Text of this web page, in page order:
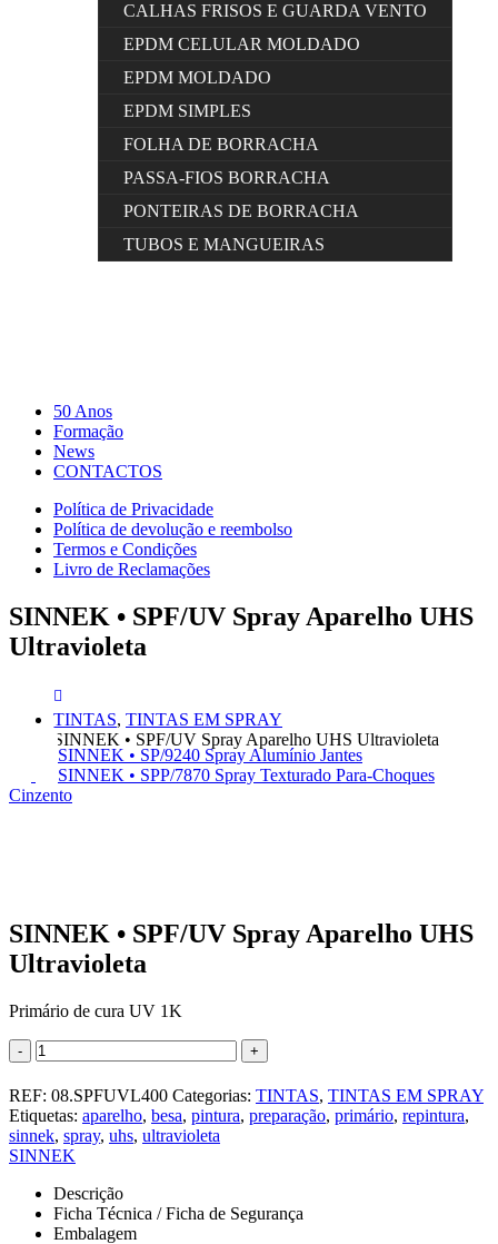
CALHAS FRISOS E GUARDA VENTO
EPDM CELULAR MOLDADO
EPDM MOLDADO
EPDM SIMPLES
FOLHA DE BORRACHA
PASSA-FIOS BORRACHA
PONTEIRAS DE BORRACHA
TUBOS E MANGUEIRAS
50 Anos
Formação
News
CONTACTOS
Política de Privacidade
Política de devolução e reembolso
Termos e Condições
Livro de Reclamações
SINNEK • SPF/UV Spray Aparelho UHS
Ultravioleta
TINTAS, TINTAS EM SPRAY
SINNEK • SPF/UV Spray Aparelho UHS Ultravioleta
SINNEK • SP/9240 Spray Alumínio Jantes
SINNEK • SPP/7870 Spray Texturado Para-Choques
Cinzento
SINNEK • SPF/UV Spray Aparelho UHS
Ultravioleta
Primário de cura UV 1K
- +
REF: 08.SPFUVL400 Categorias: TINTAS, TINTAS EM SPRAY
Etiquetas: aparelho, besa, pintura, preparação, primário, repintura,
sinnek, spray, uhs, ultravioleta
SINNEK
Descrição
Ficha Técnica / Ficha de Segurança
Embalagem